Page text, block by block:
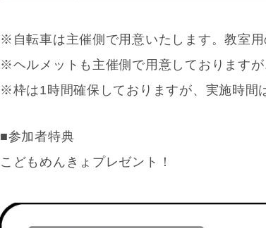
※自転車は主催側で用意いたします。教室
※ヘルメットも主催側で用意しております
※枠は1時間確保しておりますが、実施時間
■参加者特典
こどもめんきょプレゼント！